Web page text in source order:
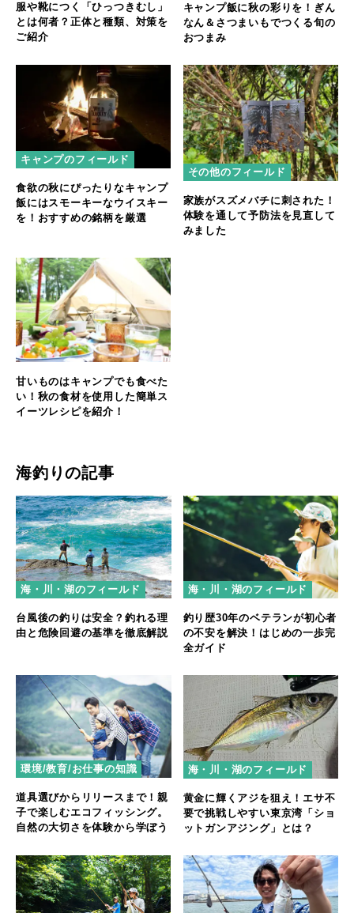
服や靴につく「ひっつきむし」
とは何者？正体と種類、対策を
ご紹介
キャンプ飯に秋の彩りを！ぎん
なん＆さつまいもでつくる旬の
おつまみ
キャンプのフィールド
食欲の秋にぴったりなキャンプ
飯にはスモーキーなウイスキー
を！おすすめの銘柄を厳選
その他のフィールド
家族がスズメバチに刺された！
体験を通して予防法を見直して
みました
甘いものはキャンプでも食べた
い！秋の食材を使用した簡単ス
イーツレシピを紹介！
海釣りの記事
海・川・湖のフィールド
台風後の釣りは安全？釣れる理
由と危険回避の基準を徹底解説
海・川・湖のフィールド
釣り歴30年のベテランが初心者
の不安を解決！はじめの一歩完
全ガイド
環境/教育/お仕事の知識
道具選びからリリースまで！親
子で楽しむエコフィッシング。
自然の大切さを体験から学ぼう
海・川・湖のフィールド
黄金に輝くアジを狙え！エサ不
要で挑戦しやすい東京湾「ショ
ットガンアジング」とは？